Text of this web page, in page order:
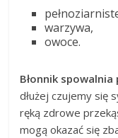
warzywa,
owoce.
Błonnik
dłużej czujemy się
ręką zdrowe
mogą okazać się